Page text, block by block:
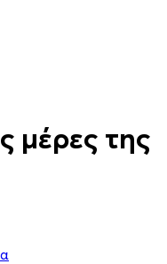
μέρες της